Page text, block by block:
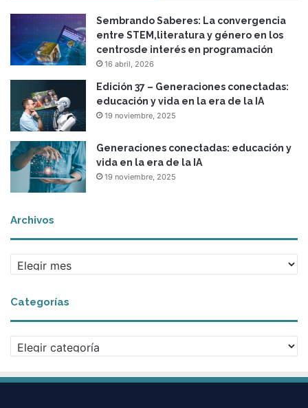
Sembrando Saberes: La convergencia
entre STEM,literatura y género en los
centrosde interés en programación
16 abril, 2026
Edición 37 – Generaciones conectadas:
educación y vida en la era de la IA
19 noviembre, 2025
Generaciones conectadas: educación y
vida en la era de la IA
19 noviembre, 2025
Archivos
r
h
i
Categorías
a
e